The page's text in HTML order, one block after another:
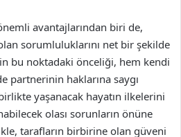
avantajlarından biri de,
sorumluluklarını net bir şekilde
bu noktadaki önceliği, hem kendi
partnerinin haklarına saygı
yaşanacak hayatın ilkelerini
olası sorunların önüne
tarafların birbirine olan güveni